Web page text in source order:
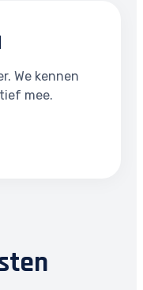
We kennen
mee.